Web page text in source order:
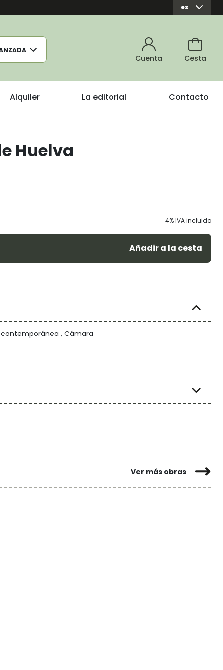
es
Cuenta Cesta
Alquiler La editorial Contacto
Huelva
4% IVA incluido
Añadir a la cesta
, Cámara
Ver más obras